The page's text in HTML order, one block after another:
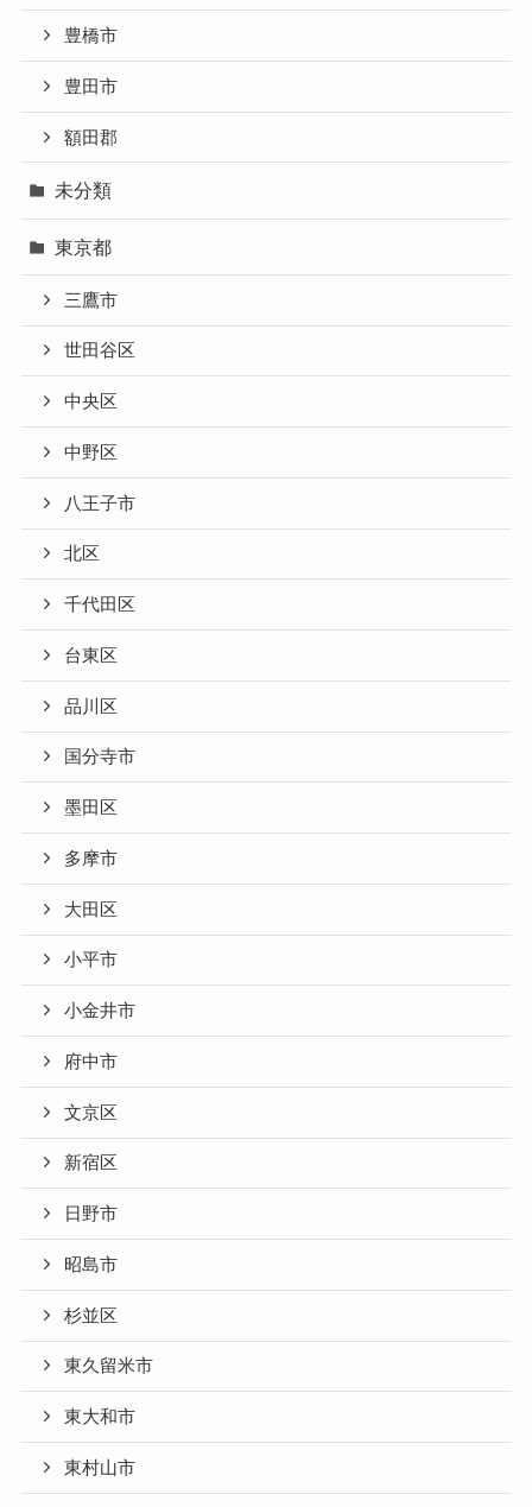
豊橋市
豊田市
額田郡
未分類
東京都
三鷹市
世田谷区
中央区
中野区
八王子市
北区
千代田区
台東区
品川区
国分寺市
墨田区
多摩市
大田区
小平市
小金井市
府中市
文京区
新宿区
日野市
昭島市
杉並区
東久留米市
東大和市
東村山市